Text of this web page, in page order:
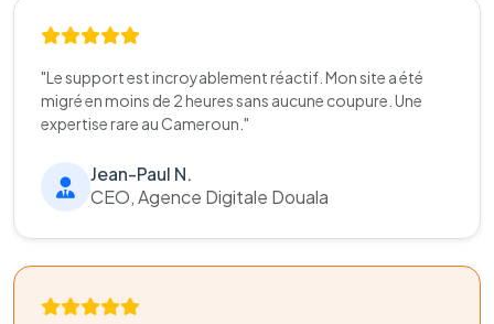
"Le support est incroyablement réactif. Mon site a été
migré en moins de 2 heures sans aucune coupure. Une
expertise rare au Cameroun."
Jean-Paul N.
CEO, Agence Digitale Douala